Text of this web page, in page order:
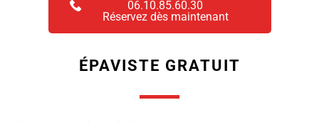
06.10.85.60.30
Réservez dès maintenant
ÉPAVISTE GRATUIT